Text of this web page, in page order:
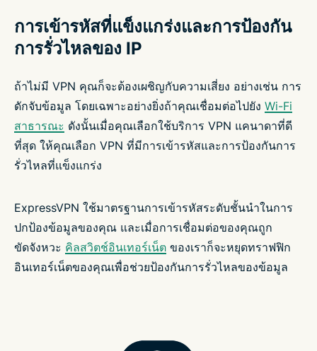
การเข้ารหัสที่แข็งแกร่งและการป้องกัน
การรั่วไหลของ IP
ถ้าไม่มี VPN คุณก็จะต้องเผชิญกับความเสี่ยง อย่างเช่น การ
ดักจับข้อมูล โดยเฉพาะอย่างยิ่งถ้าคุณเชื่อมต่อไปยัง Wi-Fi
สาธารณะ ดังนั้นเมื่อคุณเลือกใช้บริการ VPN แคนาดาที่ดี
ที่สุด ให้คุณเลือก VPN ที่มีการเข้ารหัสและการป้องกันการ
รั่วไหลที่แข็งแกร่ง
ExpressVPN ใช้มาตรฐานการเข้ารหัสระดับชั้นนำในการ
ปกป้องข้อมูลของคุณ และเมื่อการเชื่อมต่อของคุณถูก
ขัดจังหวะ คิลสวิตช์อินเทอร์เน็ต ของเราก็จะหยุดทราฟฟิก
อินเทอร์เน็ตของคุณเพื่อช่วยป้องกันการรั่วไหลของข้อมูล